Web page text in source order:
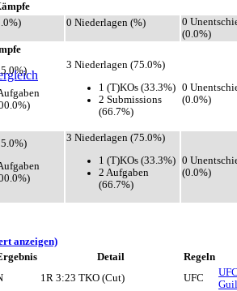
0 Niederlagen (%)
0
(0.0%)
3 Niederlagen (75.0%)
1 (T)KOs (33.3%)
2 Submissions
(66.7%)
0
(0.0%)
3 Niederlagen (75.0%)
1 (T)KOs (33.3%)
2 Aufgaben
(66.7%)
0
(0.0%)
anzeigen)
Detail
Regeln
1R 3:23 TKO (Cut) UFC